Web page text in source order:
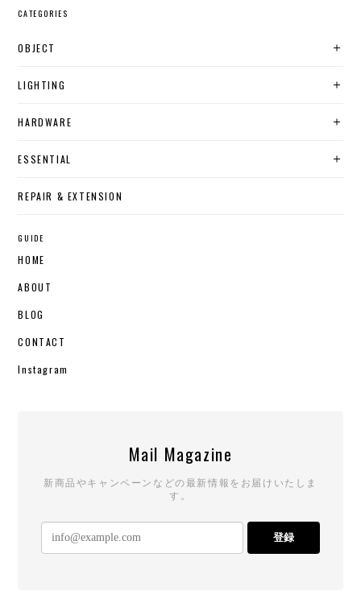
CATEGORIES
OBJECT
LIGHTING
HARDWARE
ESSENTIAL
REPAIR & EXTENSION
GUIDE
HOME
ABOUT
BLOG
CONTACT
Instagram
Mail Magazine
新商品やキャンペーンなどの最新情報をお届けいたしま
す。
登録